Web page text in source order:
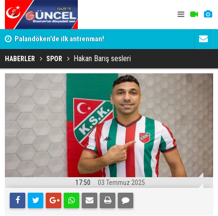
Palandöken'de ilk antrenman! Kaptan
HABERLER SPOR Hakan Barış sesleri
17:50 03 Temmuz 2025